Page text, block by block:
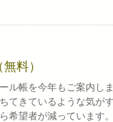
料）
ル帳を今年もご案内し
てきているような気が
希望者が減っています